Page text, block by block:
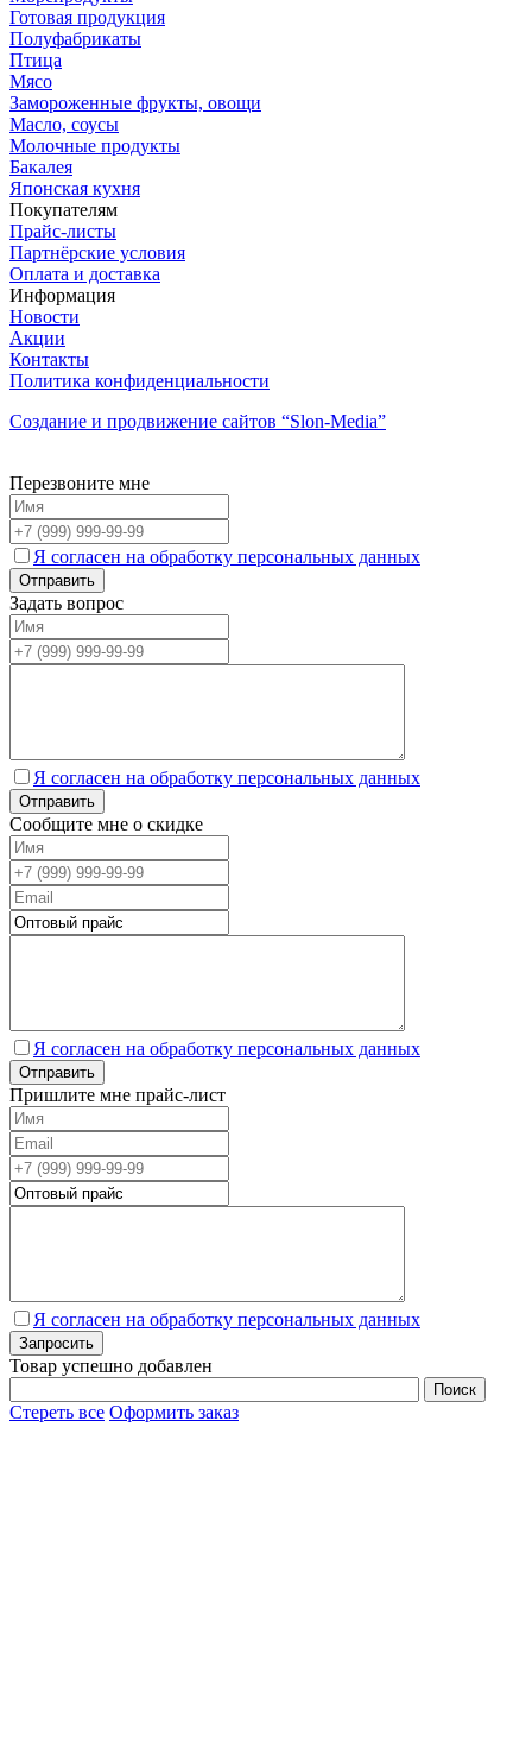
Готовая продукция
Полуфабрикаты
Птица
Мясо
Замороженные фрукты, овощи
Масло, соусы
Молочные продукты
Бакалея
Японская кухня
Покупателям
Прайс-листы
Партнёрские условия
Оплата и доставка
Информация
Новости
Акции
Контакты
Политика конфиденциальности
Создание и продвижение сайтов “Slon-Media”
Перезвоните мне
Я согласен на обработку персональных данных
Задать вопрос
Я согласен на обработку персональных данных
Сообщите мне о скидке
Я согласен на обработку персональных данных
Пришлите мне прайс-лист
Я согласен на обработку персональных данных
Товар успешно добавлен
Стереть все Оформить заказ